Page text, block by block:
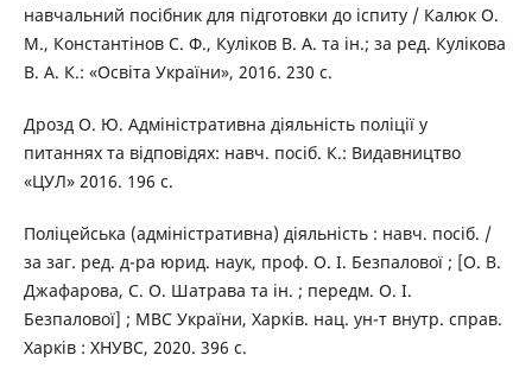
навчальний посібник для підготовки до іспиту / Калюк О.
М., Константінов С. Ф., Куліков В. А. та ін.; за ред. Кулікова
В. А. К.: «Освіта України», 2016. 230 с.
Дрозд О. Ю. Адміністративна діяльність поліції у
питаннях та відповідях: навч. посіб. К.: Видавництво
«ЦУЛ» 2016. 196 с.
Поліцейська (адміністративна) діяльність : навч. посіб. /
за заг. ред. д-ра юрид. наук, проф. О. І. Безпалової ; [О. В.
Джафарова, С. О. Шатрава та ін. ; передм. О. І.
Безпалової] ; МВС України, Харків. нац. ун-т внутр. справ.
Харків : ХНУВС, 2020. 396 с.